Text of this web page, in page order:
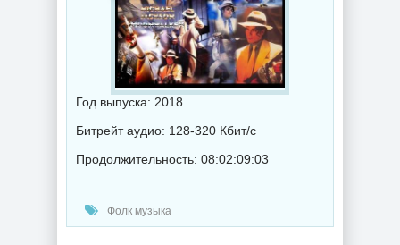
Год выпуска: 2018
Битрейт аудио: 128-320 Кбит/с
Продолжительность: 08:02:09:03
Фолк музыка